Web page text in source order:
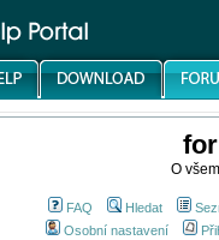
O
FAQ Hledat
Osobní nastavení